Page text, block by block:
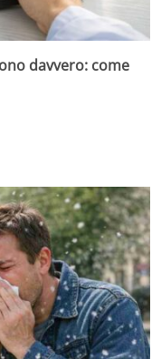
davvero: come